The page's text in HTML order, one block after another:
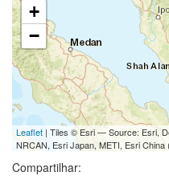
+
−
Leaflet | Tiles © Esri — Source: Esri,
NRCAN, Esri Japan, METI, Esri
Compartilhar: